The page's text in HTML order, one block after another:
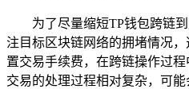
为了尽量缩短TP钱包跨链
注目标区块链网络的拥堵情况
置交易手续费，在跨链操作过
交易的处理过程相对复杂，可